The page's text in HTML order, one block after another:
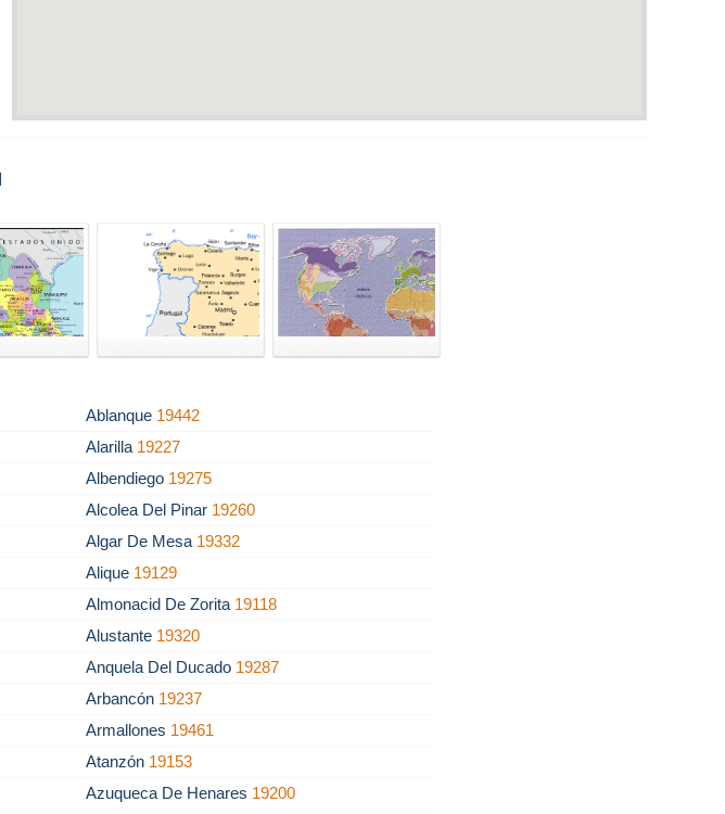
Ablanque 19442
Alarilla 19227
Albendiego 19275
Alcolea Del Pinar 19260
Algar De Mesa 19332
Alique 19129
Almonacid De Zorita 19118
Alustante 19320
Anquela Del Ducado 19287
Arbancón 19237
Armallones 19461
Atanzón 19153
Azuqueca De Henares 19200